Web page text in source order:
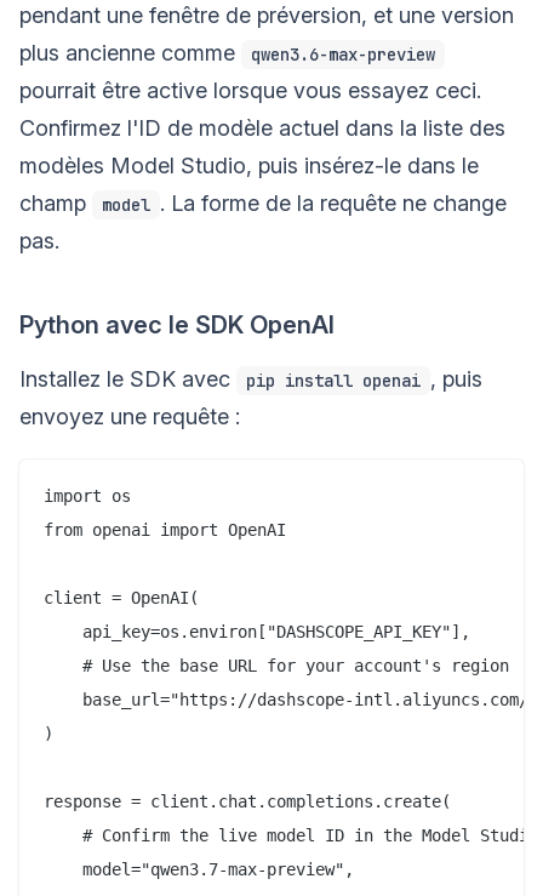
pendant une fenêtre de préversion, et une version
plus ancienne comme
qwen3.6-max-preview
pourrait être active lorsque vous essayez ceci.
Confirmez l'ID de modèle actuel dans la liste des
modèles Model Studio, puis insérez-le dans le
champ
model . La forme de la requête ne change
pas.
Python avec le SDK OpenAI
Installez le SDK avec pip install openai , puis
envoyez une requête :
import os
from openai import OpenAI
client = OpenAI(
    api_key=os.environ["DASHSCOPE_API_KEY"],
    # Use the base URL for your account's region
base_url="https://dashscope-intl.aliyuncs.com/
)
response = client.chat.completions.create(
# Confirm the live model ID in the Model
    model="qwen3.7-max-preview",